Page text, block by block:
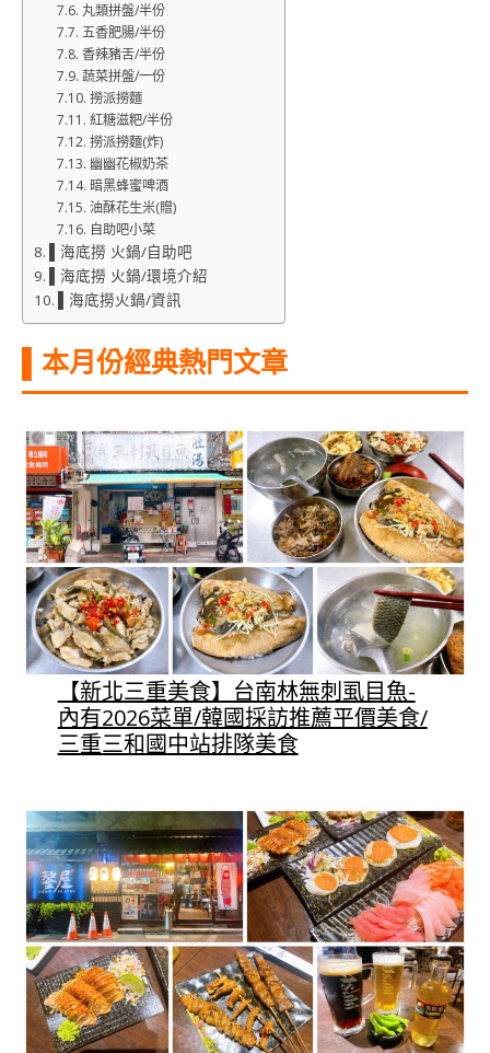
丸類拼盤/半份
五香肥腸/半份
香辣豬舌/半份
蔬菜拼盤/一份
撈派撈麵
紅糖滋粑/半份
撈派撈麵(炸)
幽幽花椒奶茶
暗黑蜂蜜啤酒
油酥花生米(贈)
自助吧小菜
▌海底撈 火鍋/自助吧
▌海底撈 火鍋/環境介紹
▌海底撈火鍋/資訊
▌本月份經典熱門文章
【新北三重美食】台南林無刺虱目魚-
內有2026菜單/韓國採訪推薦平價美食/
三重三和國中站排隊美食